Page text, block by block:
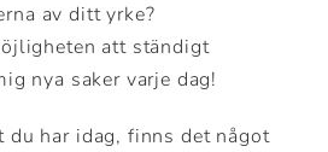
av ditt yrke?
att ständigt
nya saker varje dag!
du har idag, finns det något